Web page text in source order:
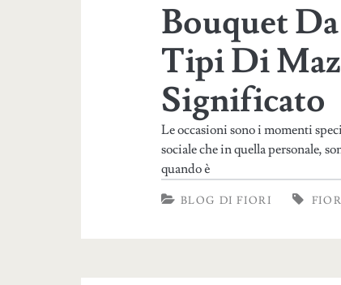
Bouquet
Tipi Di
Significato
Le occasioni sono i momenti
sociale che in quella personale,
quando è
BLOG DI FIORI